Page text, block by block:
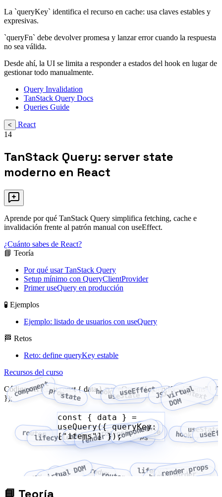
La `queryKey` identifica el recurso en cache: usa claves estables y
expresivas.
`queryFn` debe devolver promesa y lanzar error cuando la respuesta
no sea válida.
Desde ahí, la UI se limita a responder a estados del hook en lugar de
gestionar todo manualmente.
Query Invalidation
TanStack Query Docs
Queries Guide
<
React
14
TanStack Query: server state
moderno en React
Aprende por qué TanStack Query simplifica fetching, cache e
invalidación frente al patrón manual con useEffect.
¿Cuánto sabes de React?
📘 Teoría
Por qué usar TanStack Query
Setup mínimo con QueryClientProvider
Primer useQuery en producción
🧪 Ejemplos
Ejemplo: listado de usuarios con useQuery
🏁 Retos
Reto: define queryKey estable
Recursos del curso
Código del tema: const { data } = useQuery({ queryKey:["items"]
});componentpropsstate hookuseState
useEffectJSXv
i
r
t
u
a
l
D
O
M
context
routerlifecycle methodshigher-order component
render propscomponent
propsstate hook
useState
JSXvirtual DOM
context reduxrouter lifecycle methods
higher-order
render props
const { data } =
useQuery({ queryKey:
["items"] });
📘 Teoría